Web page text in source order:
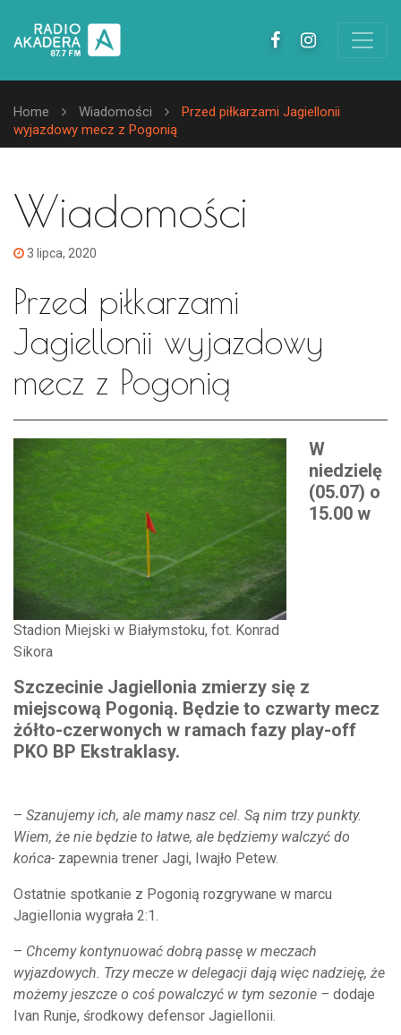
Home Wiadomości
Przed piłkarzami Jagiellonii
wyjazdowy mecz z Pogonią
Wiadomości
3 lipca, 2020
Przed piłkarzami
Jagiellonii wyjazdowy
mecz z Pogonią
Stadion Miejski w Białymstoku, fot. Konrad
Sikora
W
niedzielę
(05.07) o
15.00 w
Szczecinie Jagiellonia zmierzy się z
miejscową Pogonią. Będzie to czwarty mecz
żółto-czerwonych w ramach fazy play-off
PKO BP Ekstraklasy.
– Szanujemy ich, ale mamy nasz cel. Są nim trzy punkty.
Wiem, że nie będzie to łatwe, ale będziemy walczyć do
końca- zapewnia trener Jagi, Iwajło Petew.
Ostatnie spotkanie z Pogonią rozgrywane w marcu
Jagiellonia wygrała 2:1.
– Chcemy kontynuować dobrą passę w meczach
wyjazdowych. Trzy mecze w delegacji dają więc nadzieję, że
możemy jeszcze o coś powalczyć w tym sezonie – dodaje
Ivan Runje, środkowy defensor Jagiellonii.